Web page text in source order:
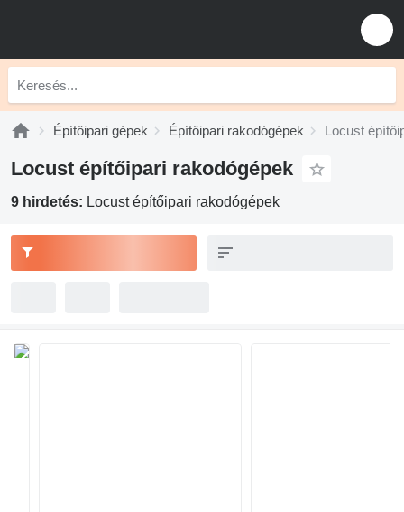
Építőipari gépek Építőipari rakodógépek Locust
Locust építőipari rakodógépek
9 hirdetés: Locust építőipari rakodógépek